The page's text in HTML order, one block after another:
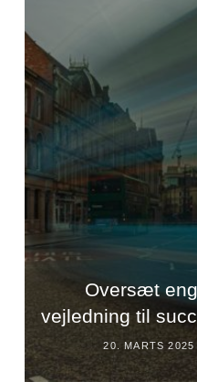
Oversæt
vejledning til
20. MARTS 2025